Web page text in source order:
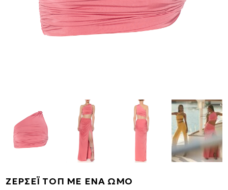
ΖΕΡΣΕΪ ΤΟΠ ΜΕ ΕΝΑ ΩΜΟ